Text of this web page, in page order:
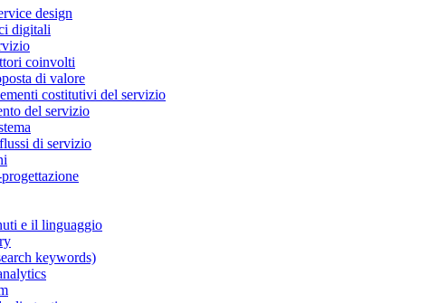
design
digitali
coinvolti
di valore
costitutivi del servizio
del servizio
di servizio
e il linguaggio
keywords)